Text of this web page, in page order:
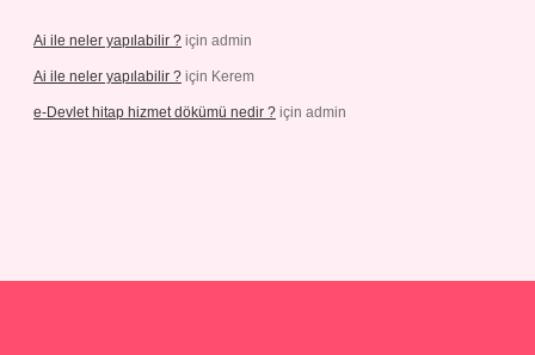
Ai ile neler yapılabilir ? için admin
Ai ile neler yapılabilir ? için Kerem
e-Devlet hitap hizmet dökümü nedir ? için admin